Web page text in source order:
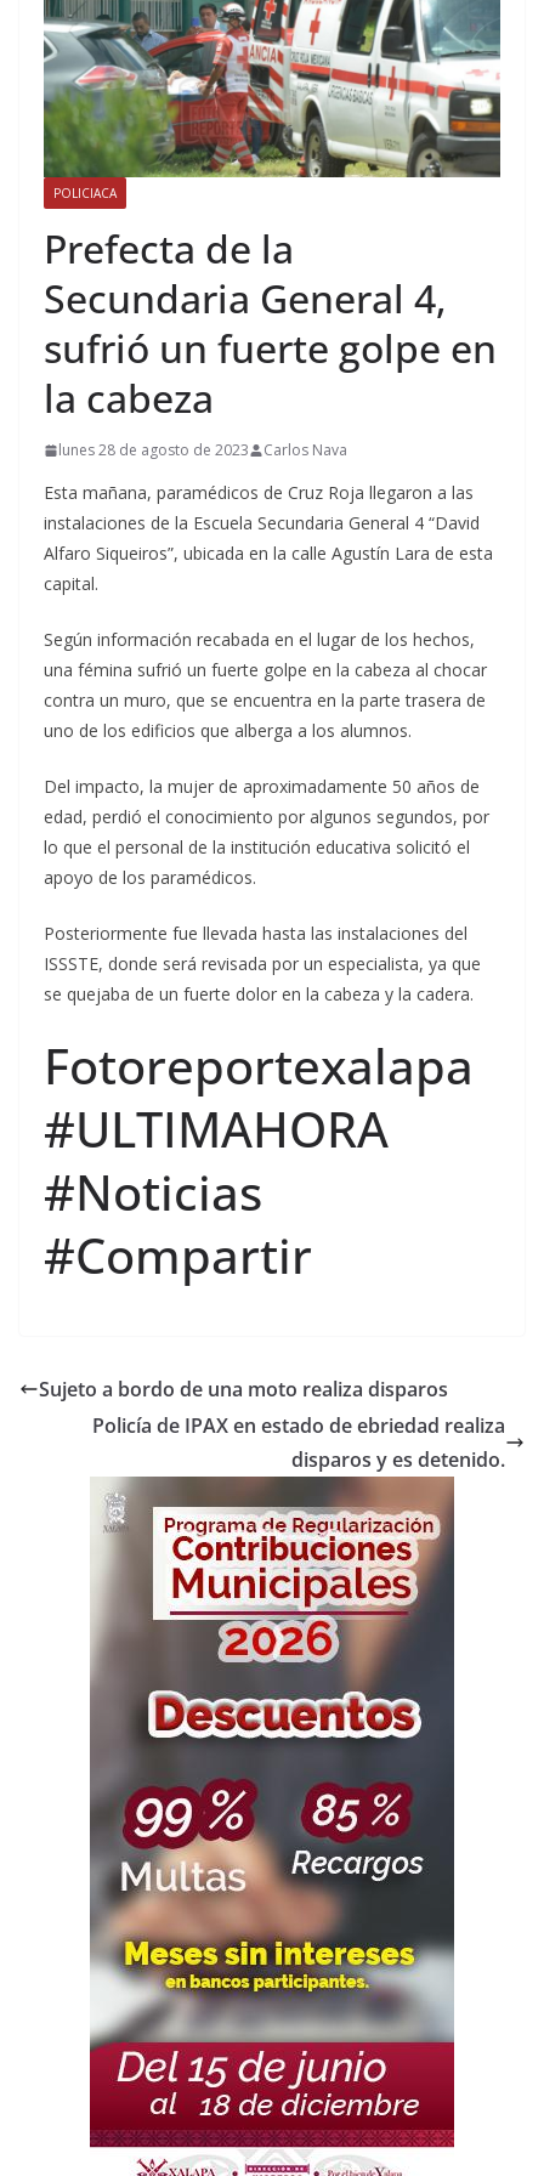
POLICIACA
Prefecta de la
Secundaria General 4,
sufrió un fuerte golpe en
la cabeza
lunes 28 de agosto de 2023 Carlos Nava
Esta mañana, paramédicos de Cruz Roja llegaron a las
instalaciones de la Escuela Secundaria General 4 “David
Alfaro Siqueiros”, ubicada en la calle Agustín Lara de esta
capital.
Según información recabada en el lugar de los hechos,
una fémina sufrió un fuerte golpe en la cabeza al chocar
contra un muro, que se encuentra en la parte trasera de
uno de los edificios que alberga a los alumnos.
Del impacto, la mujer de aproximadamente 50 años de
edad, perdió el conocimiento por algunos segundos, por
lo que el personal de la institución educativa solicitó el
apoyo de los paramédicos.
Posteriormente fue llevada hasta las instalaciones del
ISSSTE, donde será revisada por un especialista, ya que
se quejaba de un fuerte dolor en la cabeza y la cadera.
Fotoreportexalapa
#ULTIMAHORA
#Noticias
#Compartir
Sujeto a bordo de una moto realiza disparos
Policía de IPAX en estado de ebriedad realiza
disparos y es detenido.